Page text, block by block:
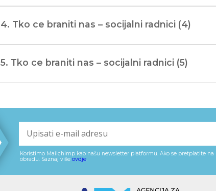
4. Tko ce braniti nas – socijalni radnici (4)
5. Tko ce braniti nas – socijalni radnici (5)
Koristimo Mailchimp kao našu newsletter platformu. Ako se pretplatite
obradu. Saznaj više ovdje.